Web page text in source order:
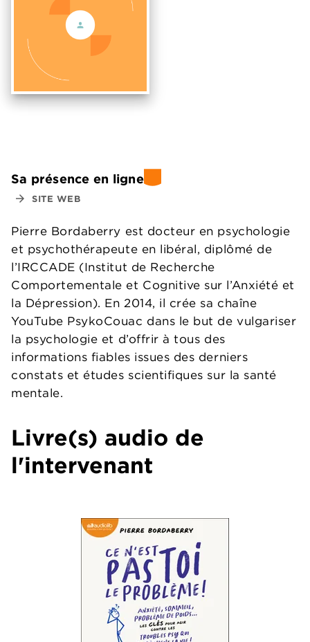
Pierre Bordaberry est docteur en psychologie
et psychothérapeute en libéral, diplômé de
l’IRCCADE (Institut de Recherche
Comportementale et Cognitive sur l’Anxiété et
la Dépression). En 2014, il crée sa chaîne
YouTube PsykoCouac dans le but de vulgariser
la psychologie et d’offrir à tous des
informations fiables issues des derniers
constats et études scientifiques sur la santé
mentale.
Sa présence en ligne
arrow_forward SITE WEB
Livre(s) audio de
l'intervenant